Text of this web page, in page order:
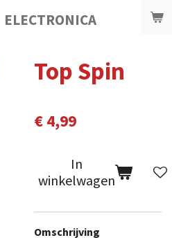
ELECTRONICA
Top Spin
€ 4,99
In
winkelwagen
Omschrijving